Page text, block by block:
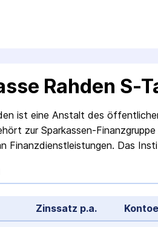
Rahden S-
ist eine Anstalt des
zur Sparkassen-
Finanz­dienstleistungen. Das
Zinssatz p.a.